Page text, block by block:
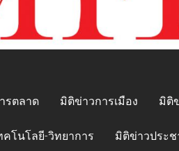
รตลาด
มิติข่าวการเมือง มิติ
คโนโลยี-วิทยาการ มิติข่าวประ